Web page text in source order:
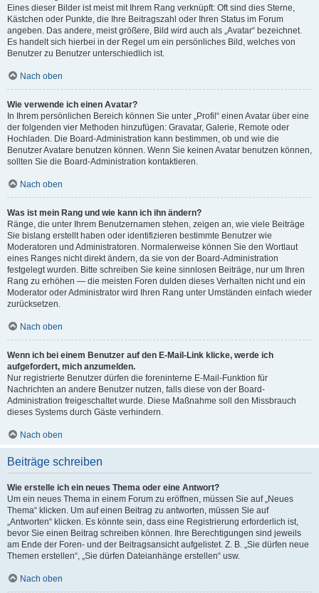
Eines dieser Bilder ist meist mit Ihrem Rang verknüpft: Oft sind dies Sterne,
Kästchen oder Punkte, die Ihre Beitragszahl oder Ihren Status im Forum
angeben. Das andere, meist größere, Bild wird auch als „Avatar“ bezeichnet.
Es handelt sich hierbei in der Regel um ein persönliches Bild, welches von
Benutzer zu Benutzer unterschiedlich ist.
Nach oben
Wie verwende ich einen Avatar?
In Ihrem persönlichen Bereich können Sie unter „Profil“ einen Avatar über eine
der folgenden vier Methoden hinzufügen: Gravatar, Galerie, Remote oder
Hochladen. Die Board-Administration kann bestimmen, ob und wie die
Benutzer Avatare benutzen können. Wenn Sie keinen Avatar benutzen können,
sollten Sie die Board-Administration kontaktieren.
Nach oben
Was ist mein Rang und wie kann ich ihn ändern?
Ränge, die unter Ihrem Benutzernamen stehen, zeigen an, wie viele Beiträge
Sie bislang erstellt haben oder identifizieren bestimmte Benutzer wie
Moderatoren und Administratoren. Normalerweise können Sie den Wortlaut
eines Ranges nicht direkt ändern, da sie von der Board-Administration
festgelegt wurden. Bitte schreiben Sie keine sinnlosen Beiträge, nur um Ihren
Rang zu erhöhen — die meisten Foren dulden dieses Verhalten nicht und ein
Moderator oder Administrator wird Ihren Rang unter Umständen einfach wieder
zurücksetzen.
Nach oben
Wenn ich bei einem Benutzer auf den E-Mail-Link klicke, werde ich
aufgefordert, mich anzumelden.
Nur registrierte Benutzer dürfen die foreninterne E-Mail-Funktion für
Nachrichten an andere Benutzer nutzen, falls diese von der Board-
Administration freigeschaltet wurde. Diese Maßnahme soll den Missbrauch
dieses Systems durch Gäste verhindern.
Nach oben
Beiträge schreiben
Wie erstelle ich ein neues Thema oder eine Antwort?
Um ein neues Thema in einem Forum zu eröffnen, müssen Sie auf „Neues
Thema“ klicken. Um auf einen Beitrag zu antworten, müssen Sie auf
„Antworten“ klicken. Es könnte sein, dass eine Registrierung erforderlich ist,
bevor Sie einen Beitrag schreiben können. Ihre Berechtigungen sind jeweils
am Ende der Foren- und der Beitragsansicht aufgelistet. Z. B. „Sie dürfen neue
Themen erstellen“, „Sie dürfen Dateianhänge erstellen“ usw.
Nach oben